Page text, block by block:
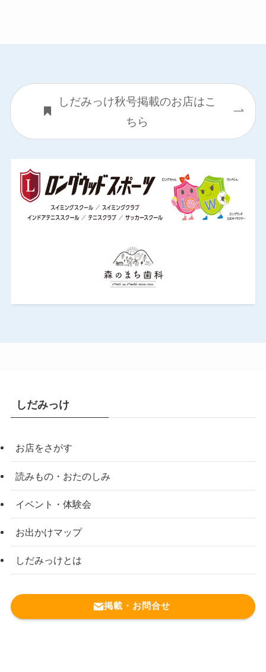
しだみっけ秋号掲載のお店はこ
ちら
しだみっけ
お店をさがす
読みもの・おたのしみ
イベント・体験会
お出かけマップ
しだみっけとは
掲載・お問合せ